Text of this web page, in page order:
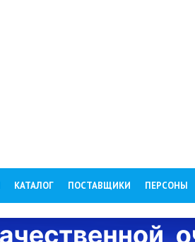
КАТАЛОГ ПОСТАВЩИКИ ПЕРСОНЫ